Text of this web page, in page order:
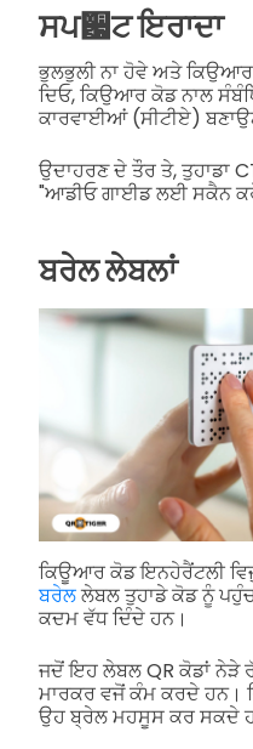
ਸਪ਷ਟ ਇਰਾਦਾ
ਭੁਲਭੁਲੀ ਨਾ ਹੋਵੇ ਅਤੇ
ਦਿਓ, ਕਿਉਆਰ ਕੋਡ ਨਾਲ
ਕਾਰਵਾਈਆਂ (ਸੀਟੀਏ)
ਉਦਾਹਰਣ ਦੇ ਤੌਰ ਤੇ, ਤੁਹਾਡਾ
"ਆਡੀਓ ਗਾਈਡ ਲਈ ਸਕੈਨ
ਬਰੇਲ ਲੇਬਲਾਂ
ਕਿਊਆਰ ਕੋਡ ਇਨਹੇਰੈਂਟਲੀ
ਬਰੇਲਲੇਬਲ ਤੁਹਾਡੇ ਕੋਡ ਨੂੰ
ਕਦਮ ਵੱਧ ਦਿੰਦੇ ਹਨ।
ਜਦੋਂ ਇਹ ਲੇਬਲ QR ਕੋਡਾਂ ਨੇੜੇ
ਮਾਰਕਰ ਵਜੋਂ ਕੰਮ ਕਰਦੇ ਹਨ।
ਉਹ ਬ੍ਰੇਲ ਮਹਸੂਸ ਕਰ ਸਕਦੇ